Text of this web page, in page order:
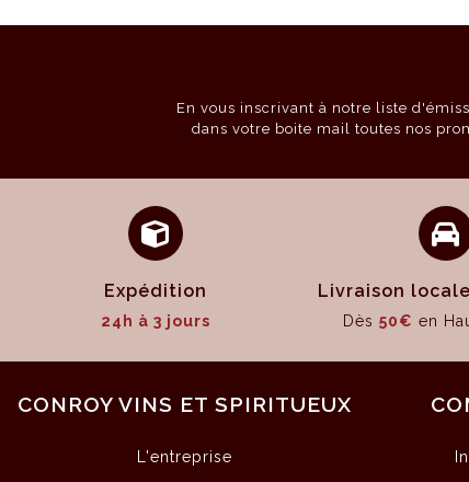
En vous inscrivant à notre liste
dans votre boite mail toutes nos
Expédition
24h à 3 jours
Livraison locale
Dès 50€ en
CONROY VINS ET SPIRITUEUX
L'entreprise